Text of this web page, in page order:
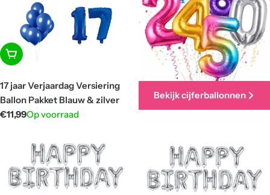
In winkelwagen
17 jaar Verjaardag Versiering
Ballon Pakket Blauw & zilver
Normale
€11,99Op voorraad
Bekijk cijferballonnen